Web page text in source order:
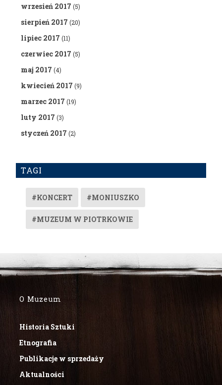
wrzesień 2017 (5)
sierpień 2017 (20)
lipiec 2017 (11)
czerwiec 2017 (5)
maj 2017 (4)
kwiecień 2017 (9)
marzec 2017 (19)
luty 2017 (3)
styczeń 2017 (2)
TAGI
#KONCERT #MONIUSZKO
#MUZEUM W PIOTRKOWIE
O Muzeum
Historia Sztuki
Etnografia
Publikacje w sprzedaży
Aktualności